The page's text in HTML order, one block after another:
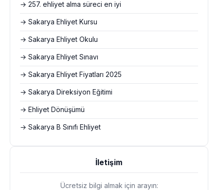
→ 257. ehliyet alma süreci en iyi
→ Sakarya Ehliyet Kursu
→ Sakarya Ehliyet Okulu
→ Sakarya Ehliyet Sınavı
→ Sakarya Ehliyet Fiyatları 2025
→ Sakarya Direksiyon Eğitimi
→ Ehliyet Dönüşümü
→ Sakarya B Sınıfı Ehliyet
İletişim
Ücretsiz bilgi almak için arayın: